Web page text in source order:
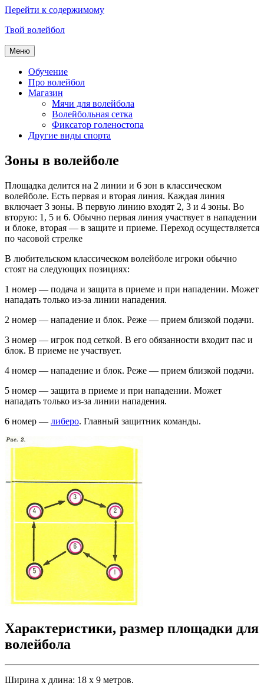
Перейти к содержимому
Твой волейбол
Меню
Обучение
Про волейбол
Магазин
Мячи для волейбола
Волейбольная сетка
Фиксатор голеностопа
Другие виды спорта
Зоны в волейболе
Площадка делится на 2 линии и 6 зон в классическом
волейболе. Есть первая и вторая линия. Каждая линия
включает 3 зоны. В первую линию входят 2, 3 и 4 зоны. Во
вторую: 1, 5 и 6. Обычно первая линия участвует в нападении
и блоке, вторая — в защите и приеме. Переход осуществляется
по часовой стрелке
В любительском классическом волейболе игроки обычно
стоят на следующих позициях:
1 номер — подача и защита в приеме и при нападении. Может
нападать только из-за линии нападения.
2 номер — нападение и блок. Реже — прием близкой подачи.
3 номер — игрок под сеткой. В его обязанности входит пас и
блок. В приеме не участвует.
4 номер — нападение и блок. Реже — прием близкой подачи.
5 номер — защита в приеме и при нападении. Может
нападать только из-за линии нападения.
6 номер — либеро. Главный защитник команды.
Характеристики, размер площадки для
волейбола
Ширина x длина: 18 x 9 метров.